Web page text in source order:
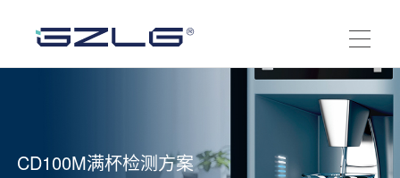
CD100M满杯检测方案